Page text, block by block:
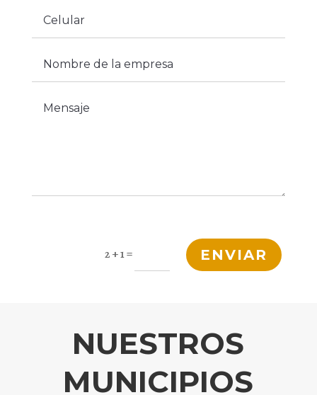
2 + 1= ENVIAR
NUESTROS
MUNICIPIOS